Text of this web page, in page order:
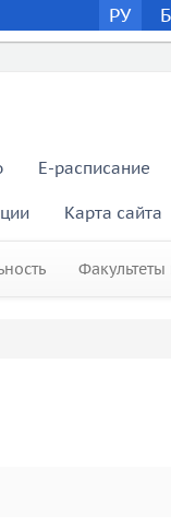
РУ
E-расписание
Карта сайта